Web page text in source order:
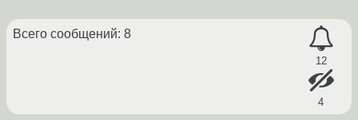
12
4
Всего сообщений: 8